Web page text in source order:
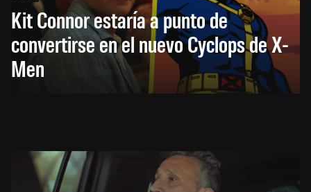
Kit Connor estaría a punto de
convertirse en el nuevo Cyclops de X-
Men